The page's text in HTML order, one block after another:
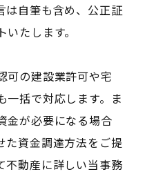
は自筆も含め、公正証
たします。
可の建設業許可や宅
一括で対応します。ま
金が必要になる場合
た資金調達方法をご提
不動産に詳しい当事務